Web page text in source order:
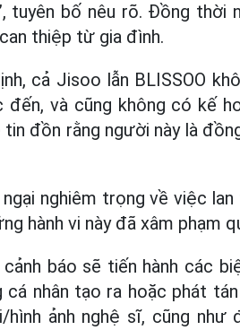
tuyên bố nêu rõ. Đồng thời
thiệp từ gia đình.
cả Jisoo lẫn BLISSOO
đến, và cũng không có kế
đồn rằng người này là
nghiêm trọng về việc
hành vi này đã xâm phạm
báo sẽ tiến hành các
nhân tạo ra hoặc phát
ảnh nghệ sĩ, cũng